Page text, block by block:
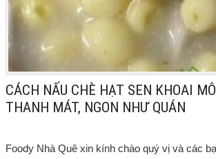
CÁCH NẤU CHÈ HẠT SEN KHOAI
THANH MÁT, NGON NHƯ QUÁN
Foody Nhà Quê xin kính chào quý vị và các